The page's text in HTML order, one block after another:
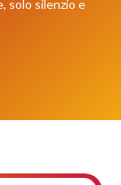
solo silenzio e